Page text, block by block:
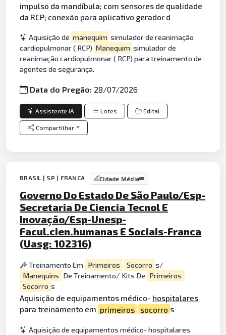
impulso da mandíbula; com sensores de qualidade
da RCP; conexão para aplicativo gerador d
Aquisição de manequim simulador de reanimação
cardiopulmonar ( RCP) Manequim simulador de
reanimação cardiopulmonar ( RCP) para treinamento de
agentes de segurança.
Data do Pregão: 28/07/2026
Assistente IA Lotes Edital
Compartilhar
BRASIL | SP | FRANCA Cidade Média
Governo Do Estado De São Paulo/Esp-
Secretaria De Ciencia Tecnol E
Inovação/Esp-Unesp-
Facul.cien.humanas E Sociais-Franca
(Uasg: 102316)
Treinamento Em Primeiros Socorro s/
Manequins De Treinamento/ Kits De Primeiros
Socorro s
Aquisição de equipamentos médico- hospitalares
paratreinamento em primeiros socorro s
Aquisição de equipamentos médico- hospitalares